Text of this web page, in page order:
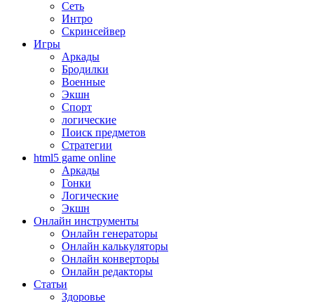
Сеть
Интро
Скринсейвер
Игры
Аркады
Бродилки
Военные
Экшн
Спорт
логические
Поиск предметов
Стратегии
html5 game online
Аркады
Гонки
Логические
Экшн
Онлайн инструменты
Онлайн генераторы
Онлайн калькуляторы
Онлайн конверторы
Онлайн редакторы
Статьи
Здоровье